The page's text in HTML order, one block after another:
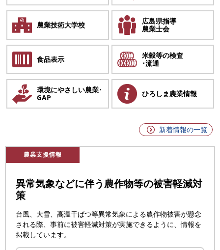
農業技術大学校
広島県指導
農業士会
食品表示
米穀等の検査
･流通
環境にやさしい農業･
GAP
ひろしま農業情報
新着情報の一覧
農業支援情報
異常気象などに伴う農作物等の被害軽減対
策
台風、大雪、高温干ばつ等異常気象による農作物被害が懸念
される際、事前に被害軽減対策が実施できるように、情報を
掲載しています。